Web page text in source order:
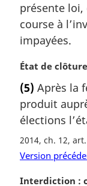
g
i
n
l
:
présente loi,
course à
impayées.
N
t
e
m
r
g
État de clôture
(5) Après la
produit
élections
2014, ch. 12,
Version
N
Interdiction :